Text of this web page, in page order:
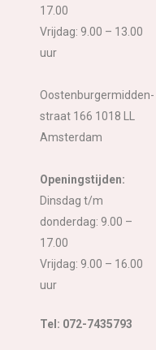
17.00
Vrijdag: 9.00 – 13.00
uur
Oostenburgermidden-
straat 166 1018 LL
Amsterdam
Openingstijden:
Dinsdag t/m
donderdag: 9.00 –
17.00
Vrijdag: 9.00 – 16.00
uur
Tel: 072-7435793